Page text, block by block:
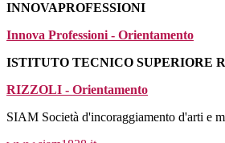
INNOVAPROFESSIONI
Innova Professioni - Orientamento
ISTITUTO TECNICO SUPERIORE
RIZZOLI - Orientamento
SIAM Società d'incoraggiamento d'arti e